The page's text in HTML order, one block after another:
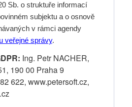
Sb. o struktuře informací
subjektu a o osnově
v rámci agendy
veřejné správy.
Ing. Petr NACHER,
190 00 Praha 9
622, www.petersoft.cz,